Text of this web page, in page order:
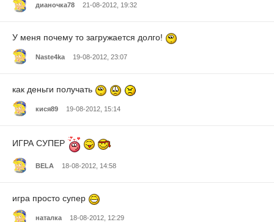
дианочка78 21-08-2012, 19:32
У меня почему то загружается долго!
Naste4ka 19-08-2012, 23:07
как деньги получать
кися89 19-08-2012, 15:14
ИГРА СУПЕР
BELA 18-08-2012, 14:58
игра просто супер
наталка 18-08-2012, 12:29